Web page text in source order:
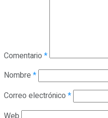
Comentario *
Nombre *
Correo electrónico *